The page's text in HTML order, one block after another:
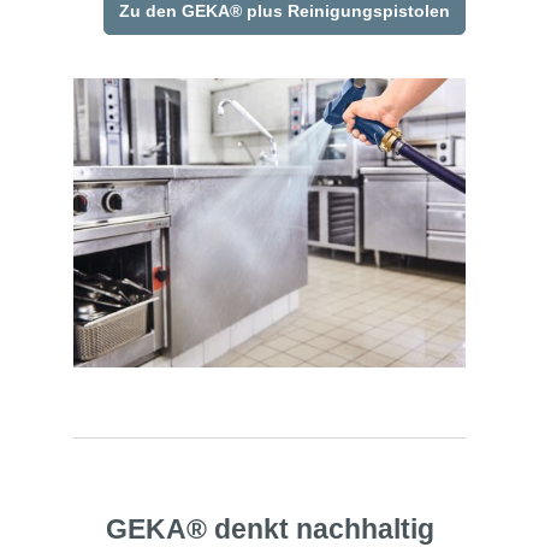
Zu den GEKA® plus Reinigungspistolen
GEKA® denkt nachhaltig